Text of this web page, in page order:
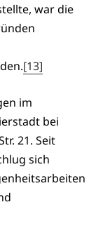
war die
[13]
im
bei
21. Seit
sich